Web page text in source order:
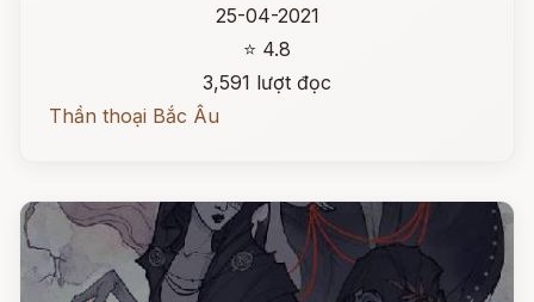
25-04-2021
⭐ 4.8
3,591 lượt đọc
Thần thoại Bắc Âu